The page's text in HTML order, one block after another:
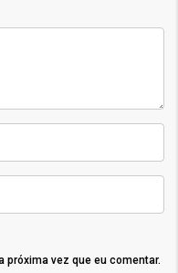
próxima vez que eu comentar.